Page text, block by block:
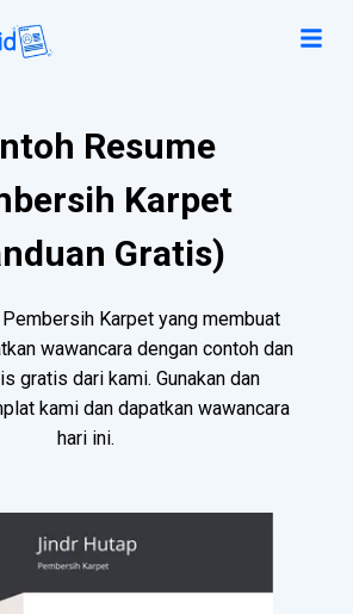
Resume
Karpet
Gratis)
Karpet yang membuat
wawancara dengan contoh dan
gratis dari kami. Gunakan dan
kami dan dapatkan wawancara
hari ini.